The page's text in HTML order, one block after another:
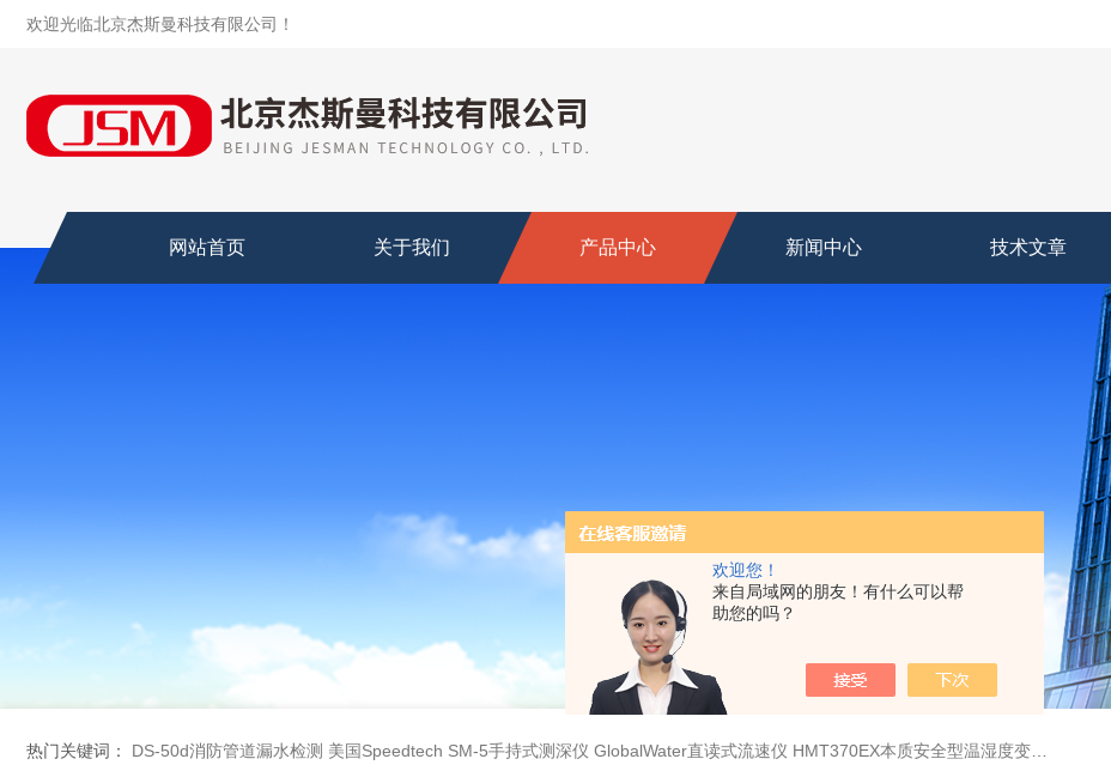
欢迎您！
来自局域网的朋友！有什么可以帮
助您的吗？
欢迎光临北京杰斯曼科技有限公司！
网站首页 关于我们 产品中心 新闻中心 技术文章
热门关键词： DS-50d消防管道漏水检测 美国Speedtech SM-5手持式测深仪 GlobalWater直读式流速仪 HMT370EX本质安全型温湿度变送器系列 适用于 0 区和 20 区